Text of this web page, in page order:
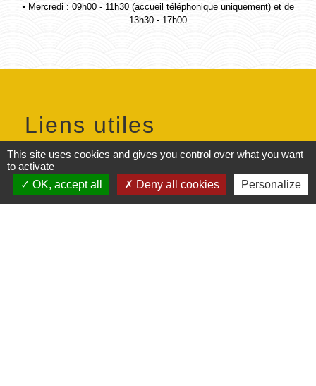
⦁ Mercredi : 09h00 - 11h30 (accueil téléphonique uniquement) et de
13h30 - 17h00
Liens utiles
INTERCOMMUNALITÉ (Communauté
d'Agglomération du Pays de Laon)
PRÉFECTURE (Préfecture de l'Aisne (02))
This site uses cookies and gives you control over what you want
to activate
OK, accept all
Deny all cookies Personalize